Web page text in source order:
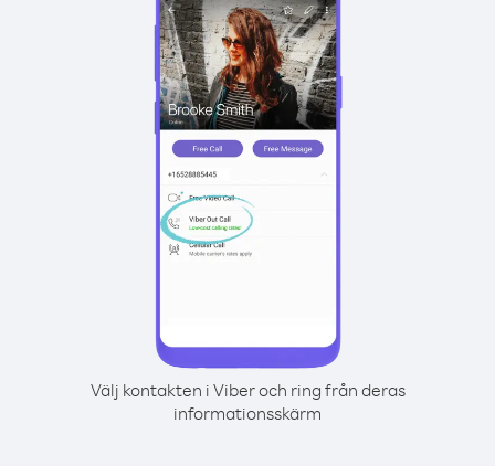
Välj kontakten i Viber och ring från deras
informationsskärm